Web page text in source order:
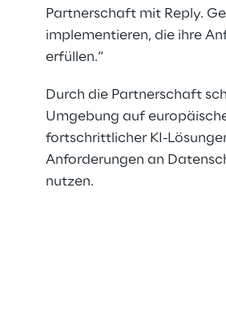
Partnerschaft mit Reply.
implementieren, die ihre
erfüllen.“
Durch die Partnerschaft
Umgebung auf
fortschrittlicher KI-
Anforderungen an
nutzen.